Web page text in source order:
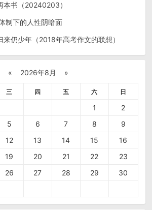
本书（20240203）
制下的人性阴暗面
来仍少年（2018年高考作文的联想）
« 2026年8月 »
三 四 五 六 日
1
2
5 6 7 8
9
12 13 14 15
16
19 20 21 22
23
26 27 28 29
30